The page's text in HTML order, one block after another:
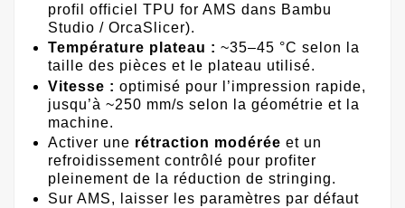
profil officiel TPU for AMS dans Bambu
Studio / OrcaSlicer).
Température plateau : ~35–45 °C selon la
taille des pièces et le plateau utilisé.
Vitesse : optimisé pour l’impression rapide,
jusqu’à ~250 mm/s selon la géométrie et la
machine.
Activer une rétraction modérée et un
refroidissement contrôlé pour profiter
pleinement de la réduction de stringing.
Sur AMS, laisser les paramètres par défaut